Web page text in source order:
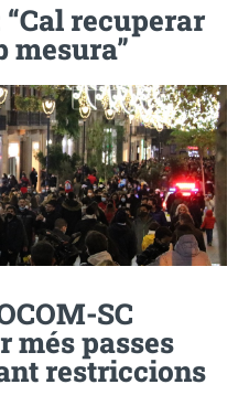
recuperar
mesura”
SC
més passes
restriccions